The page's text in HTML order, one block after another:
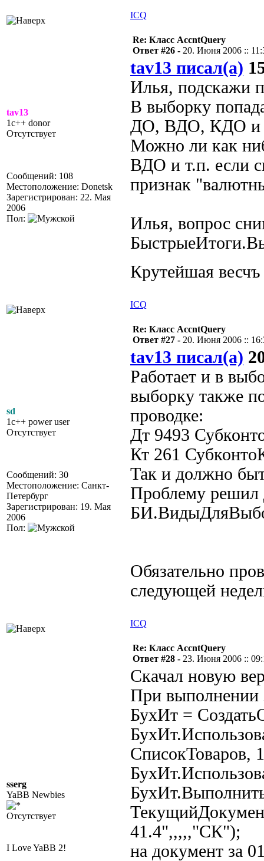
ICQ
tav13
1c++ donor
Отсутствует
Сообщений: 108
Местоположение: Donetsk
Зарегистрирован: 22. Мая
2006
Пол:
Re: Класс AccntQuery
Ответ #26 - 20. Июня 2006 ::
tav13 писал(а)
Илья, подскажи
В выборку
ДО, ВДО, КДО и
Можно ли как
ВДО и т.п. если
признак
Илья, вопрос
Крутейшая
ICQ
sd
1c++ power user
Отсутствует
Сообщений: 30
Местоположение: Санкт-
Петербург
Зарегистрирован: 19. Мая
2006
Пол:
Re: Класс AccntQuery
Ответ #27 - 20. Июня 2006 ::
tav13 писал(а)
Работает и в
выборку также
проводке:
Дт 9493
Кт 261
Так и должно
Проблему решил
Обязательно
следующей
ICQ
sserg
YaBB Newbies
Отсутствует
I Love YaBB 2!
Re: Класс AccntQuery
Ответ #28 - 23. Июня 2006 ::
Скачал новую
При выполнении
БухИт =
СписокТоваров,
41.4",,,,,"СК");
на документ за